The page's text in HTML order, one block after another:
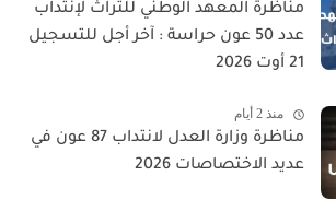
مناظرة المعهد الوطني للتراث لإنتداب
عدد 50 عون حراسة : آخر أجل للتسجيل
21 أوت 2026
منذ 2 أيام
مناظرة وزارة العدل لانتداب 87 عون في
عديد الاختصاصات 2026